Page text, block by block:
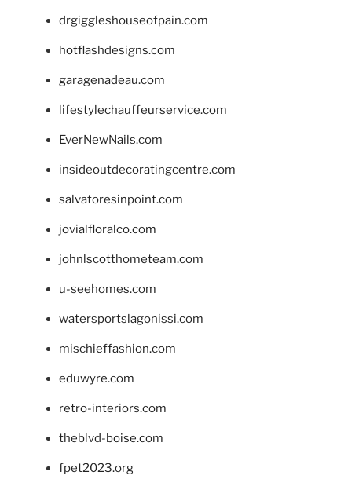
drgiggleshouseofpain.com
hotflashdesigns.com
garagenadeau.com
lifestylechauffeurservice.com
EverNewNails.com
insideoutdecoratingcentre.com
salvatoresinpoint.com
jovialfloralco.com
johnlscotthometeam.com
u-seehomes.com
watersportslagonissi.com
mischieffashion.com
eduwyre.com
retro-interiors.com
theblvd-boise.com
fpet2023.org